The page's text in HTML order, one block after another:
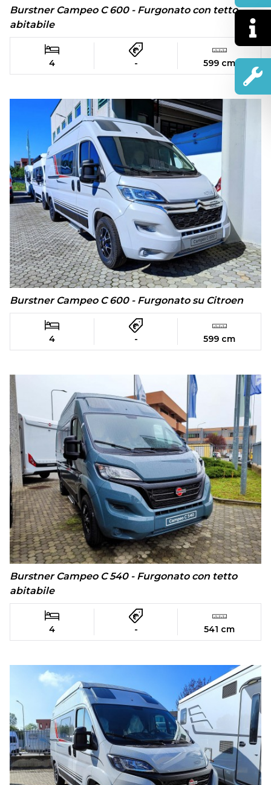
Burstner Campeo C 600 - Furgonato con tetto
abitabile
4 - 599 cm
Burstner Campeo C 600 - Furgonato su Citroen
4 - 599 cm
Burstner Campeo C 540 - Furgonato con tetto
abitabile
4 - 541 cm